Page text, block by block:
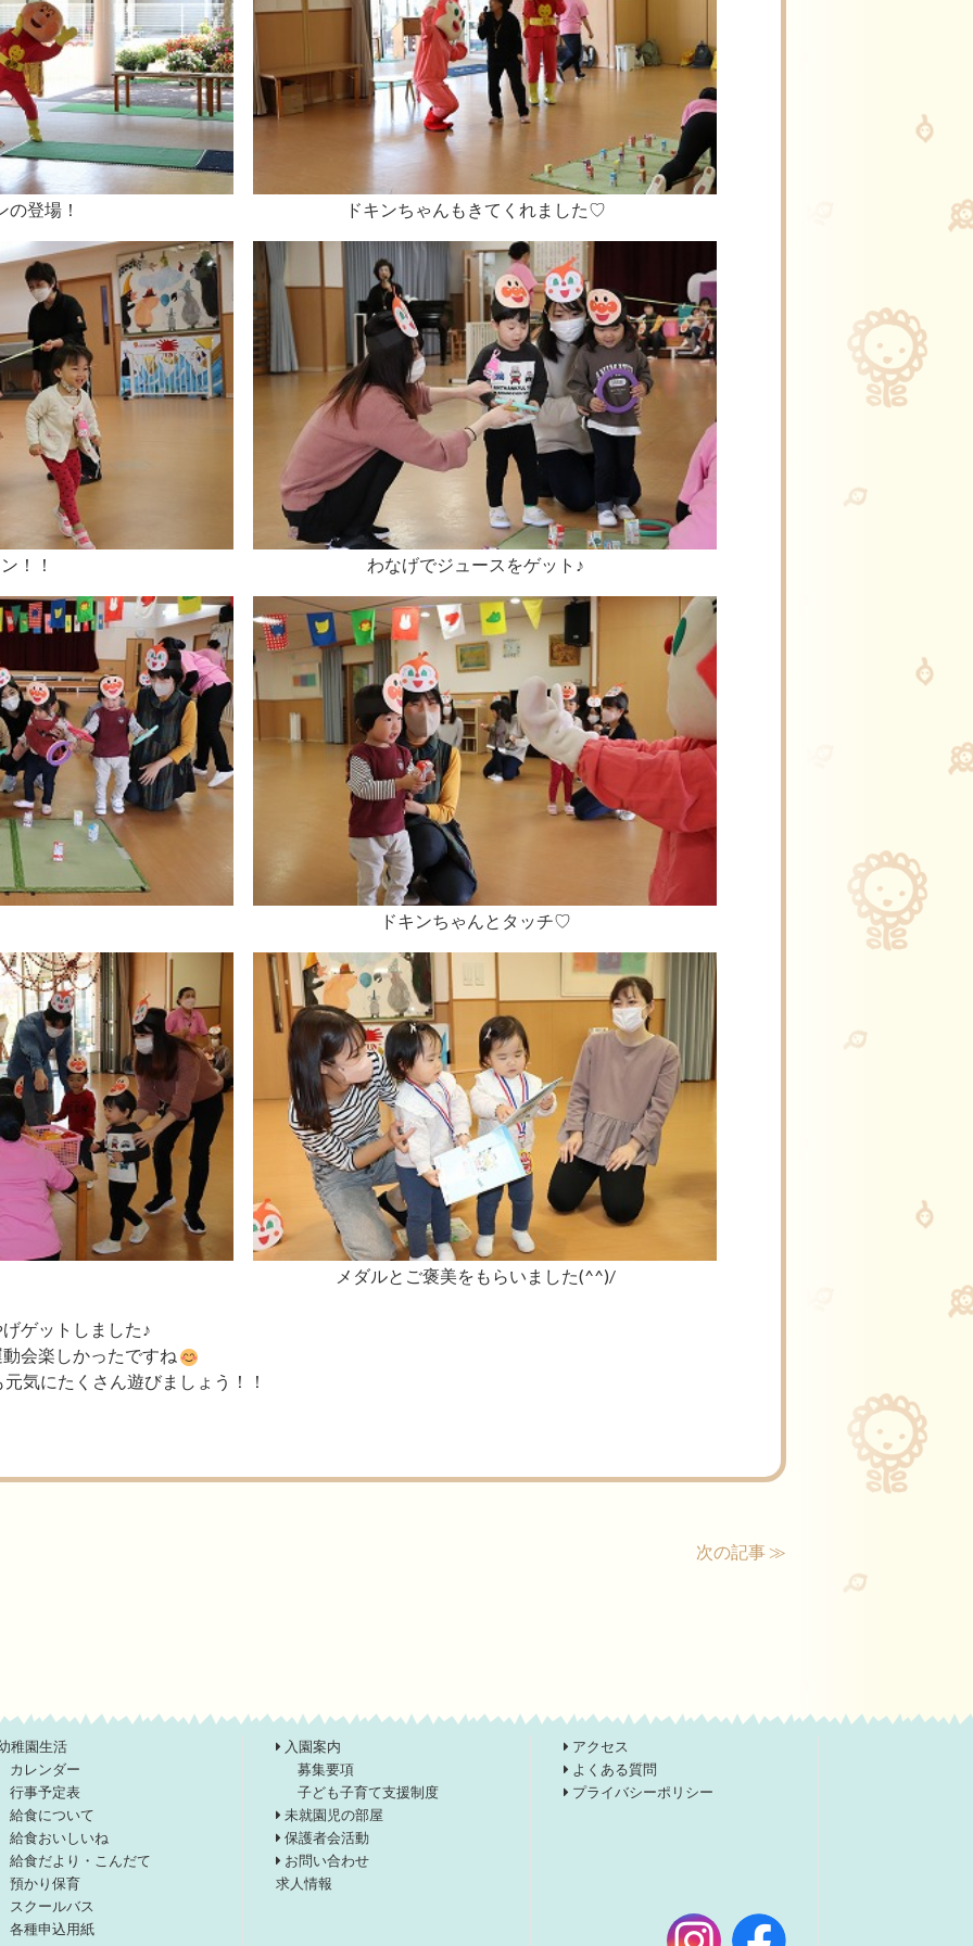
の登場！ ドキンちゃんもきてくれました♡
！！ わなげでジュースをゲット♪
ドキンちゃんとタッチ♡
メダルとご褒美をもらいました(^^)/
ゲットしました♪
会楽しかったですね
気にたくさん遊びましょう！！
次の記事 ≫
稚園生活
カレンダー
行事予定表
給食について
給食おいしいね
給食だより・こんだて
預かり保育
スクールバス
各種申込用紙
入園案内
募集要項
子ども子育て支援制度
未就園児の部屋
保護者会活動
お問い合わせ
求人情報
アクセス
よくある質問
プライバシーポリシー